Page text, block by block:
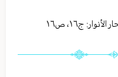
الأنوار: ج١٦، ص١٦